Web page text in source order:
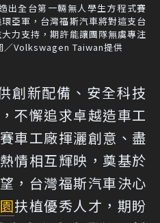
出全台第一輛無人學生方程式賽
亞軍，台灣福斯汽車將對這支台
力支持，期許能讓團隊無虞專注
／Volkswagen Taiwan提供
創新配備、安全科技
不懈追求卓越造車工
車工廠揮灑創意、盡
情相互輝映，奠基於
，台灣福斯汽車決心
扶植優秀人才，期盼